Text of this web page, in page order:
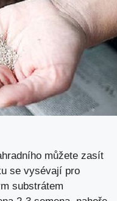
můžete zasít
se vysévají pro
substrátem